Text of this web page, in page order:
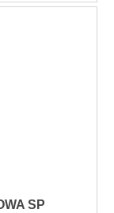
cuidados
SP